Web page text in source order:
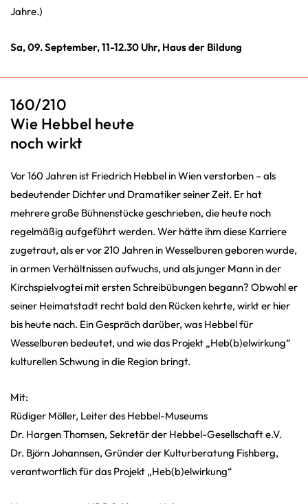
Jahre.)
Sa, 09. September, 11-12.30 Uhr, Haus der Bildung
160/210
Wie Hebbel heute
noch wirkt
Vor 160 Jahren ist Friedrich Hebbel in Wien verstorben – als
bedeutender Dichter und Dramatiker seiner Zeit. Er hat
mehrere große Bühnenstücke geschrieben, die heute noch
regelmäßig aufgeführt werden. Wer hätte ihm diese Karriere
zugetraut, als er vor 210 Jahren in Wesselburen geboren wurde,
in armen Verhältnissen aufwuchs, und als junger Mann in der
Kirchspielvogtei mit ersten Schreibübungen begann? Obwohl er
seiner Heimatstadt recht bald den Rücken kehrte, wirkt er hier
bis heute nach. Ein Gespräch darüber, was Hebbel für
Wesselburen bedeutet, und wie das Projekt „Heb(b)elwirkung“
kulturellen Schwung in die Region bringt.
Mit:
Rüdiger Möller, Leiter des Hebbel-Museums
Dr. Hargen Thomsen, Sekretär der Hebbel-Gesellschaft e.V.
Dr. Björn Johannsen, Gründer der Kulturberatung Fishberg,
verantwortlich für das Projekt „Heb(b)elwirkung“